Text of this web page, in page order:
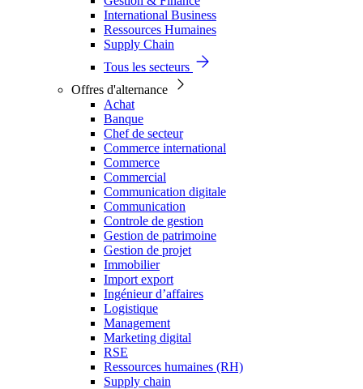
International Business
Ressources Humaines
Supply Chain
Tous les secteurs
Offres d'alternance
Achat
Banque
Chef de secteur
Commerce international
Commerce
Commercial
Communication digitale
Communication
Controle de gestion
Gestion de patrimoine
Gestion de projet
Immobilier
Import export
Ingénieur d’affaires
Logistique
Management
Marketing digital
RSE
Ressources humaines (RH)
Supply chain